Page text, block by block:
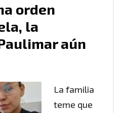
orden
la
aún
La familia
teme que